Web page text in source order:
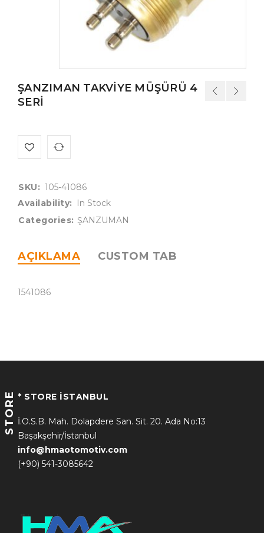
ŞANZIMAN TAKVİYE MÜŞÜRÜ 4
SERİ
SKU: 105-41086
Availability:
In Stock
Categories: ŞANZUMAN
AÇIKLAMA CUSTOM TAB
1541086
STORE * STORE İSTANBUL
İ.O.S.B. Mah. Dolapdere San. Sit. 20. Ada No:13
Başakşehir/İstanbul
info@hmaotomotiv.com
(+90) 541-3085642